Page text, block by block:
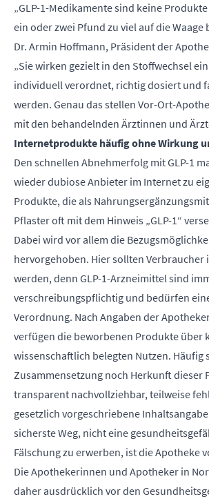
„GLP-1-Medikamente sind keine
ein oder zwei Pfund zu viel auf die
Dr. Armin Hoffmann, Präsident der
„Sie wirken gezielt in den Stoffwechsel
individuell verordnet, richtig dosiert und
werden. Genau das stellen Vor-Ort-
mit den behandelnden Ärztinnen und
Internetprodukte häufig ohne Wirkung
Den schnellen Abnehmerfolg mit GLP-1
wieder dubiose Anbieter im Internet zu
Produkte, die als
Pflaster oft mit dem Hinweis „GLP-1“
Dabei wird vor allem die
hervorgehoben. Hier sollten
werden, denn GLP-1-Arzneimittel sind
verschreibungspflichtig und bedürfen
Verordnung. Nach Angaben der
verfügen die beworbenen Produkte über
wissenschaftlich belegten Nutzen. Häufig
Zusammensetzung noch Herkunft dieser
transparent nachvollziehbar, teilweise
gesetzlich vorgeschriebene
sicherste Weg, nicht eine
Fälschung zu erwerben, ist die Apotheke
Die Apothekerinnen und Apotheker in
daher ausdrücklich vor den